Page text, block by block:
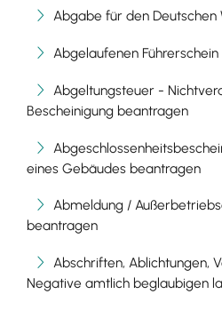
Abgabe für den Deutschen
Abgelaufenen
Abgeltungsteuer -
Bescheinigung beantragen
eines Gebäudes beantragen
Abmeldung /
beantragen
Abschriften, Ablichtungen,
Negative amtlich beglaubigen